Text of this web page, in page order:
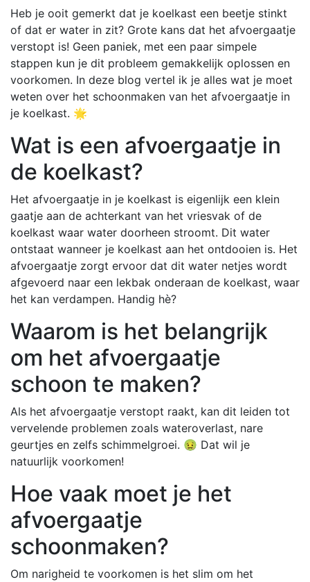
Heb je ooit gemerkt dat je koelkast een beetje stinkt
of dat er water in zit? Grote kans dat het afvoergaatje
verstopt is! Geen paniek, met een paar simpele
stappen kun je dit probleem gemakkelijk oplossen en
voorkomen. In deze blog vertel ik je alles wat je moet
weten over het schoonmaken van het afvoergaatje in
je koelkast. 🌟
Wat is een afvoergaatje in
de koelkast?
Het afvoergaatje in je koelkast is eigenlijk een klein
gaatje aan de achterkant van het vriesvak of de
koelkast waar water doorheen stroomt. Dit water
ontstaat wanneer je koelkast aan het ontdooien is. Het
afvoergaatje zorgt ervoor dat dit water netjes wordt
afgevoerd naar een lekbak onderaan de koelkast, waar
het kan verdampen. Handig hè?
Waarom is het belangrijk
om het afvoergaatje
schoon te maken?
Als het afvoergaatje verstopt raakt, kan dit leiden tot
vervelende problemen zoals wateroverlast, nare
geurtjes en zelfs schimmelgroei. 🤢 Dat wil je
natuurlijk voorkomen!
Hoe vaak moet je het
afvoergaatje
schoonmaken?
Om narigheid te voorkomen is het slim om het